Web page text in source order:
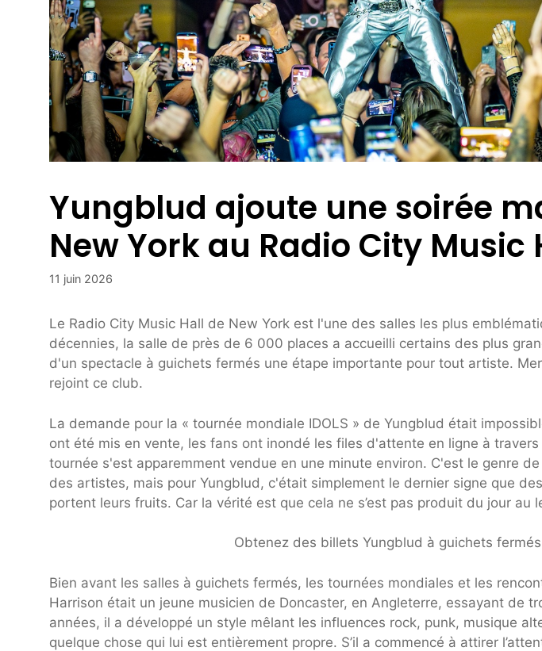
Yungblud ajoute une soirée
New York au Radio City Music
11 juin 2026
Le Radio City Music Hall de New York est l'une des salles les plus
décennies, la salle de près de 6 000 places a accueilli certains des plus
d'un spectacle à guichets fermés une étape importante pour tout artiste.
rejoint ce club.
La demande pour la « tournée mondiale IDOLS » de Yungblud était
ont été mis en vente, les fans ont inondé les files d'attente en ligne à
tournée s'est apparemment vendue en une minute environ. C'est le genre
des artistes, mais pour Yungblud, c'était simplement le dernier signe que
portent leurs fruits. Car la vérité est que cela ne s’est pas produit du jour au
Obtenez des billets Yungblud à guichets
Bien avant les salles à guichets fermés, les tournées mondiales et les
Harrison était un jeune musicien de Doncaster, en Angleterre, essayant de
années, il a développé un style mêlant les influences rock, punk, musique
quelque chose qui lui est entièrement propre. S’il a commencé à attirer